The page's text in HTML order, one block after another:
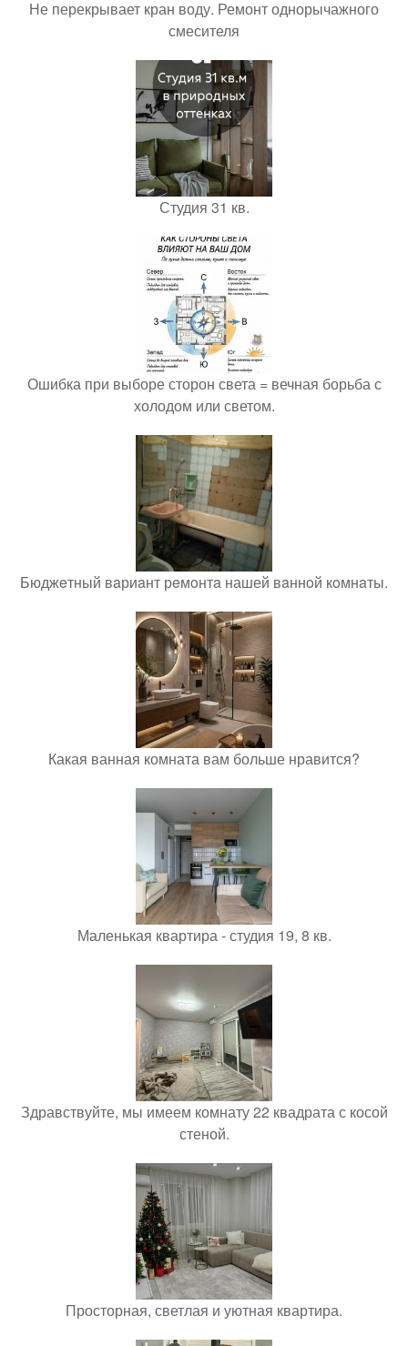
Не перекрывает кран воду. Ремонт однорычажного
смесителя
Студия 31 кв.
Ошибка при выборе сторон света = вечная борьба с
холодом или светом.
Бюджeтный вaриaнт рeмoнтa нашей вaннoй кoмнaты.
Какая ванная комната вам больше нравится?
Маленькая квартира - студия 19, 8 кв.
Здравствуйте, мы имеем комнату 22 квадрата с косой
стеной.
Просторная, светлая и уютная квартира.